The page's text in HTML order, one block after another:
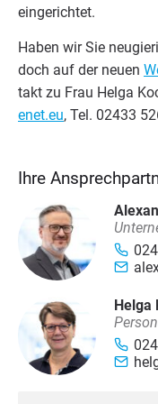
eingerichtet.
Haben wir Sie
doch auf der neu­en
takt zu Frau Hel­ga
enet.​eu, Tel. 02433
Ihre
Helga